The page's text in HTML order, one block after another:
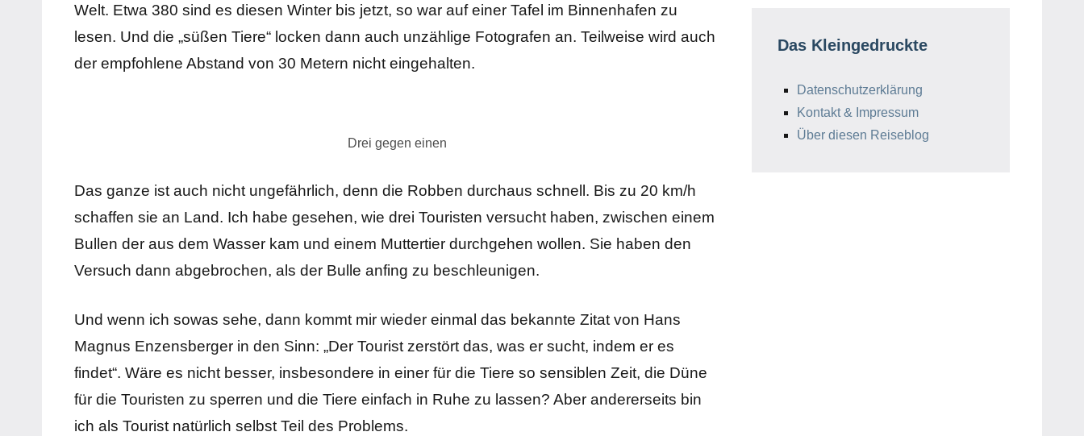
Welt. Etwa 380 sind es diesen Winter bis jetzt, so war auf einer Tafel im Binnenhafen zu
lesen. Und die „süßen Tiere“ locken dann auch unzählige Fotografen an. Teilweise wird auch
der empfohlene Abstand von 30 Metern nicht eingehalten.
Drei gegen einen
Das ganze ist auch nicht ungefährlich, denn die Robben durchaus schnell. Bis zu 20 km/h
schaffen sie an Land. Ich habe gesehen, wie drei Touristen versucht haben, zwischen einem
Bullen der aus dem Wasser kam und einem Muttertier durchgehen wollen. Sie haben den
Versuch dann abgebrochen, als der Bulle anfing zu beschleunigen.
Und wenn ich sowas sehe, dann kommt mir wieder einmal das bekannte Zitat von Hans
Magnus Enzensberger in den Sinn: „Der Tourist zerstört das, was er sucht, indem er es
findet“. Wäre es nicht besser, insbesondere in einer für die Tiere so sensiblen Zeit, die Düne
für die Touristen zu sperren und die Tiere einfach in Ruhe zu lassen? Aber andererseits bin
ich als Tourist natürlich selbst Teil des Problems.
Das Kleingedruckte
Datenschutzerklärung
Kontakt & Impressum
Über diesen Reiseblog